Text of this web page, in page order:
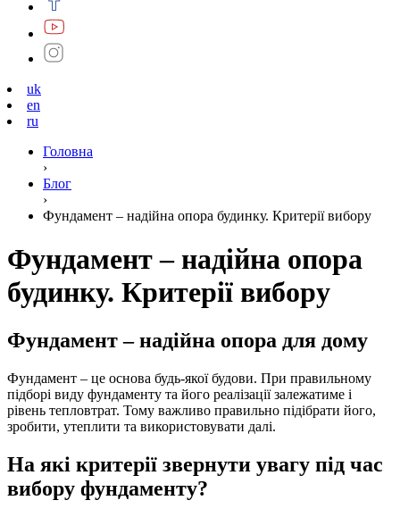
uk
en
ru
Головна
›
Блог
›
Фундамент – надійна опора будинку. Критерії вибору
Фундамент – надійна опора
будинку. Критерії вибору
Фундамент – надійна опора для дому
Фундамент – це основа будь-якої будови. При правильному
підборі виду фундаменту та його реалізації залежатиме і
рівень тепловтрат. Тому важливо правильно підібрати його,
зробити, утеплити та використовувати далі.
На які критерії звернути увагу під час
вибору фундаменту?